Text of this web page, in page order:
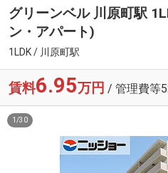
グリーンベル 川原町駅
ン・アパート)
1LDK / 川原町駅
賃料6.95万円 / 管理費等
1 /30